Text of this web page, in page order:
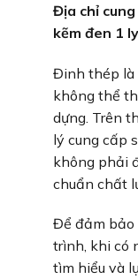
Địa chỉ
kẽm đen 1
Đinh thép là
không thể
dựng. Trên
lý cung cấp
không phải
chuẩn chất
Để đảm bảo
trình, khi có
tìm hiểu và